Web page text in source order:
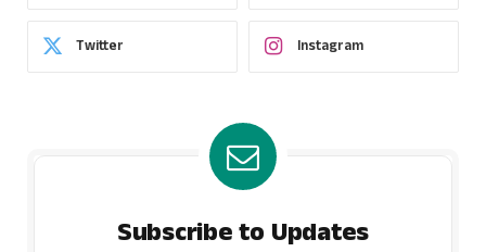
Twitter Instagram
Subscribe to Updates